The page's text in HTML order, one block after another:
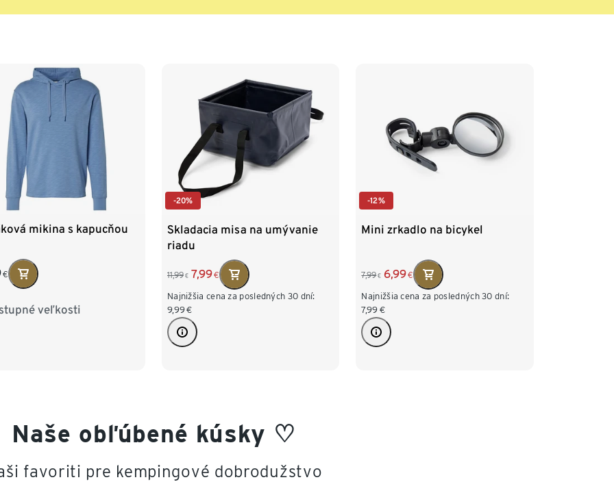
mikina s kapucňou
€
veľkosti
46 M 48/50
-20%
Skladacia misa na umývanie
riadu
11,99 € 7,99€
Najnižšia cena za posledných 30 dní:
9,99€
-12%
Mini zrkadlo na bicykel
7,99 € 6,99€
Najnižšia cena za posledných 30 dní:
7,99 €
Naše obľúbené kúsky ♡
favoriti pre kempingové dobrodužstvo